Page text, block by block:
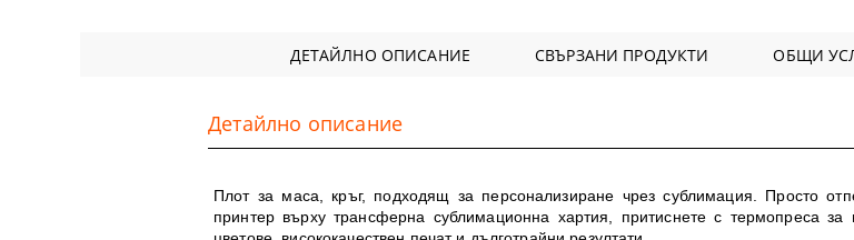
ДЕТАЙЛНО ОПИСАНИЕ СВЪРЗАНИ ПРОДУКТИ ОБЩИ
Детайлно описание
Плот за маса, кръг, подходящ за персонализиране чрез сублимация. Просто
принтер върху трансферна сублимационна хартия, притиснете с термопреса за